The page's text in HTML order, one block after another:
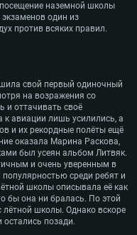
наземной школы
один из
против всяких правил.
свой первый одиночный
на возражения со
и оттачивать своё
к авиации лишь усилились, а
и их рекордные полёты ещё
оказала Марина Раскова,
был усеян альбом Литвяк.
и очень уверенным в
среди ребят и
школы описывала её как
бы она ни бралась. По этой
лётной школы. Однако вскоре
позади.